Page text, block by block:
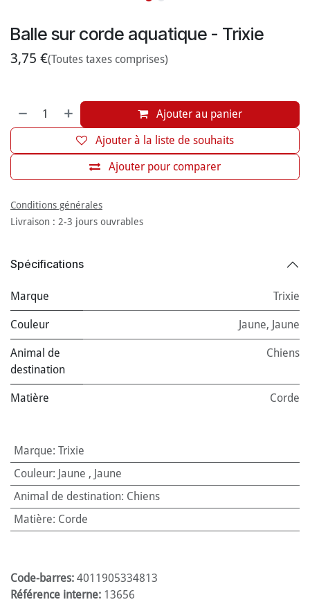
Balle sur corde aquatique - Trixie
3,75 €(Toutes taxes comprises)
Ajouter au panier
Ajouter pour comparer
Ajouter à la liste de souhaits
Conditions générales
Livraison : 2-3 jours ouvrables
Spécifications
Marque Trixie
Couleur Jaune, Jaune
Animal de
destination
Chiens
Matière Corde
Marque: Trixie
Couleur: Jaune , Jaune
Animal de destination: Chiens
Matière: Corde
Code-barres: 4011905334813
Référence interne: 13656